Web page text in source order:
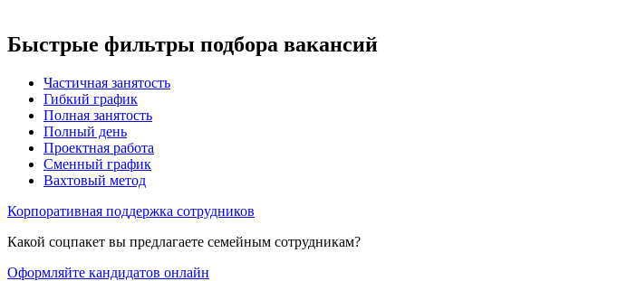
Быстрые фильтры подбора вакансий
Частичная занятость
Гибкий график
Полная занятость
Полный день
Проектная работа
Сменный график
Вахтовый метод
Корпоративная поддержка сотрудников
Какой соцпакет вы предлагаете семейным сотрудникам?
Оформляйте кандидатов онлайн